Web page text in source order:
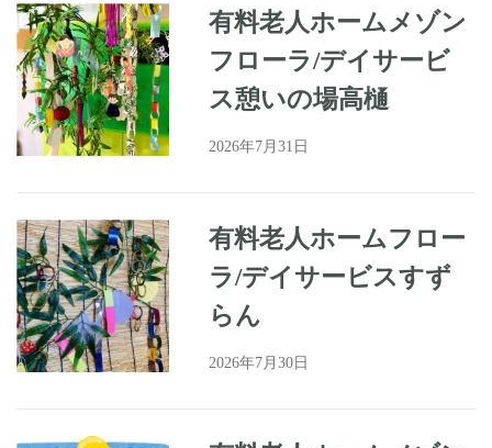
有料老人ホームメゾン
フローラ/デイサービ
ス憩いの場高樋
2026年7月31日
有料老人ホームフロー
ラ/デイサービスすず
らん
2026年7月30日